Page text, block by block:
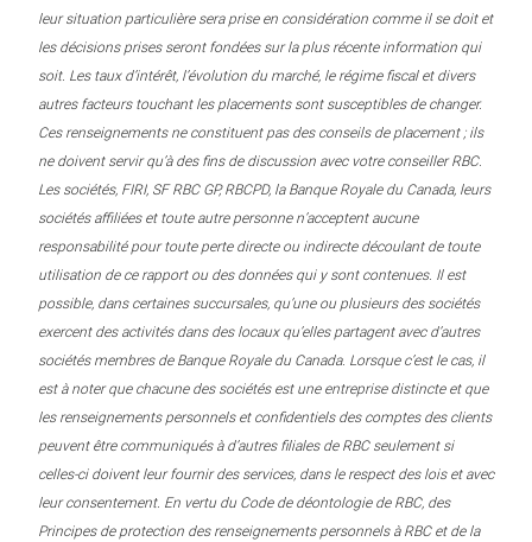
leur situation particulière sera prise en considération comme il se doit et
les décisions prises seront fondées sur la plus récente information qui
soit. Les taux d’intérêt, l’évolution du marché, le régime fiscal et divers
autres facteurs touchant les placements sont susceptibles de changer.
Ces renseignements ne constituent pas des conseils de placement ; ils
ne doivent servir qu’à des fins de discussion avec votre conseiller RBC.
Les sociétés, FIRI, SF RBC GP, RBCPD, la Banque Royale du Canada, leurs
sociétés affiliées et toute autre personne n’acceptent aucune
responsabilité pour toute perte directe ou indirecte découlant de toute
utilisation de ce rapport ou des données qui y sont contenues. Il est
possible, dans certaines succursales, qu’une ou plusieurs des sociétés
exercent des activités dans des locaux qu’elles partagent avec d’autres
sociétés membres de Banque Royale du Canada. Lorsque c’est le cas, il
est à noter que chacune des sociétés est une entreprise distincte et que
les renseignements personnels et confidentiels des comptes des clients
peuvent être communiqués à d’autres filiales de RBC seulement si
celles-ci doivent leur fournir des services, dans le respect des lois et avec
leur consentement. En vertu du Code de déontologie de RBC, des
Principes de protection des renseignements personnels à RBC et de la